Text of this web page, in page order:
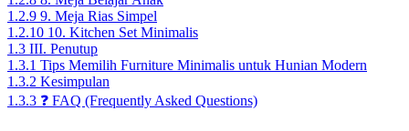
1.2.9 9. Meja Rias Simpel
1.2.10 10. Kitchen Set Minimalis
1.3 III. Penutup
1.3.1 Tips Memilih Furniture Minimalis untuk Hunian Modern
1.3.2 Kesimpulan
1.3.3 ❓ FAQ (Frequently Asked Questions)